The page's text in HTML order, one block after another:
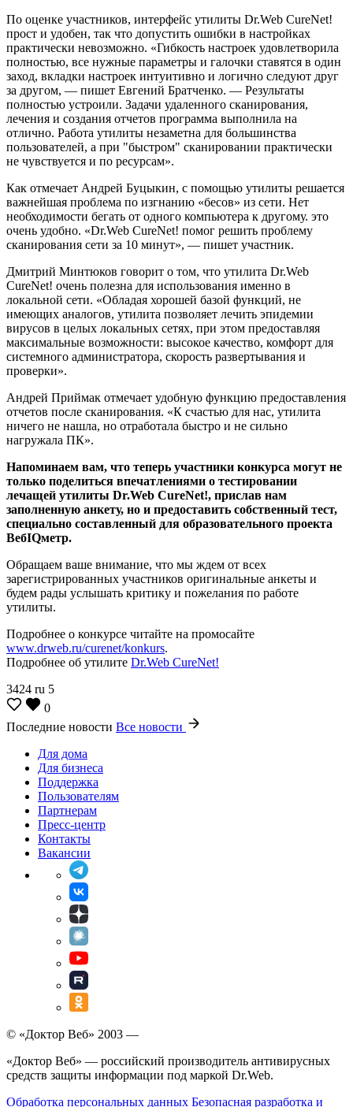
По оценке участников, интерфейс утилиты Dr.Web CureNet!
прост и удобен, так что допустить ошибки в настройках
практически невозможно. «Гибкость настроек удовлетворила
полностью, все нужные параметры и галочки ставятся в один
заход, вкладки настроек интуитивно и логично следуют друг
за другом, — пишет Евгений Братченко. — Результаты
полностью устроили. Задачи удаленного сканирования,
лечения и создания отчетов программа выполнила на
отлично. Работа утилиты незаметна для большинства
пользователей, а при "быстром" сканировании практически
не чувствуется и по ресурсам».
Как отмечает Андрей Буцыкин, с помощью утилиты решается
важнейшая проблема по изгнанию «бесов» из сети. Нет
необходимости бегать от одного компьютера к другому. это
очень удобно. «Dr.Web CureNet! помог решить проблему
сканирования сети за 10 минут», — пишет участник.
Дмитрий Минтюков говорит о том, что утилита Dr.Web
CureNet! очень полезна для использования именно в
локальной сети. «Обладая хорошей базой функций, не
имеющих аналогов, утилита позволяет лечить эпидемии
вирусов в целых локальных сетях, при этом предоставляя
максимальные возможности: высокое качество, комфорт для
системного администратора, скорость развертывания и
проверки».
Андрей Приймак отмечает удобную функцию предоставления
отчетов после сканирования. «К счастью для нас, утилита
ничего не нашла, но отработала быстро и не сильно
нагружала ПК».
Напоминаем вам, что теперь участники конкурса могут не
только поделиться впечатлениями о тестировании
лечащей утилиты Dr.Web CureNet!, прислав нам
заполненную анкету, но и предоставить собственный тест,
специально составленный для образовательного проекта
ВебIQметр.
Обращаем ваше внимание, что мы ждем от всех
зарегистрированных участников оригинальные анкеты и
будем рады услышать критику и пожелания по работе
утилиты.
Подробнее о конкурсе читайте на промосайте
www.drweb.ru/curenet/konkurs.
Подробнее об утилите Dr.Web CureNet!
3424 ru 5
0
Последние новости Все новости
Для дома
Для бизнеса
Поддержка
Пользователям
Партнерам
Пресс-центр
Контакты
Вакансии
© «Доктор Веб» 2003 —
«Доктор Веб» — российский производитель антивирусных
средств защиты информации под маркой Dr.Web.
Обработка персональных данных Безопасная разработка и